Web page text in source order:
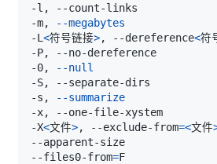
-m,
--megabytes
-L <符号链接>, --dereference<符
-P, --no-dereference
-0,
--null
-s, --summarize
-X<文件>, --exclude-from=<文件
--apparent-size
--files0-from=F